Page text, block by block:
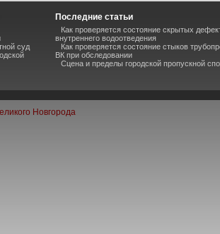
суд
Последние статьи
Как проверяется состояние скрытых
внутреннего водоотведения
Как проверяется состояние стыков
ВК при обследовании
Сцена и пределы городской пропускной
Новгорода